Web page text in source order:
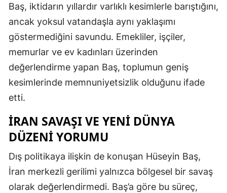
Baş, iktidarın yıllardır varlıklı kesimlerle barıştığını,
ancak yoksul vatandaşla aynı yaklaşımı
göstermediğini savundu. Emekliler, işçiler,
memurlar ve ev kadınları üzerinden
değerlendirme yapan Baş, toplumun geniş
kesimlerinde memnuniyetsizlik olduğunu ifade
etti.
İRAN SAVAŞI VE YENI DÜNYA
DÜZENI YORUMU
Dış politikaya ilişkin de konuşan Hüseyin Baş,
İran merkezli gerilimi yalnızca bölgesel bir savaş
olarak değerlendirmedi. Baş’a göre bu süreç,